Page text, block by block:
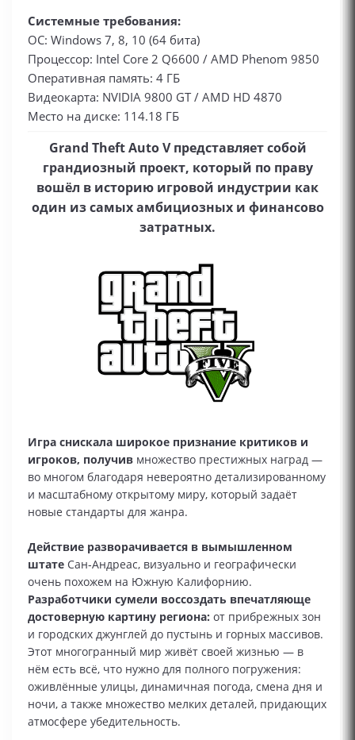
Системные требования:
ОС: Windows 7, 8, 10 (64 бита)
Процессор: Intel Core 2 Q6600 / AMD Phenom 9850
Оперативная память: 4 ГБ
Видеокарта: NVIDIA 9800 GT / AMD HD 4870
Место на диске: 114.18 ГБ
Grand Theft Auto V представляет собой
грандиозный проект, который по праву
вошёл в историю игровой индустрии как
один из самых амбициозных и финансово
затратных.
Игра снискала широкое признание критиков и
игроков, получив множество престижных наград —
во многом благодаря невероятно детализированному
и масштабному открытому миру, который задаёт
новые стандарты для жанра.
Действие разворачивается в вымышленном
штате Сан‑Андреас, визуально и географически
очень похожем на Южную Калифорнию.
Разработчики сумели воссоздать впечатляюще
достоверную картину региона: от прибрежных зон
и городских джунглей до пустынь и горных массивов.
Этот многогранный мир живёт своей жизнью — в
нём есть всё, что нужно для полного погружения:
оживлённые улицы, динамичная погода, смена дня и
ночи, а также множество мелких деталей, придающих
атмосфере убедительность.